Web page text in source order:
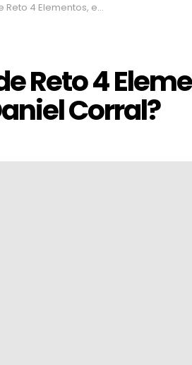
es pariente de Daniel Corral?
Reto 4
Corral?